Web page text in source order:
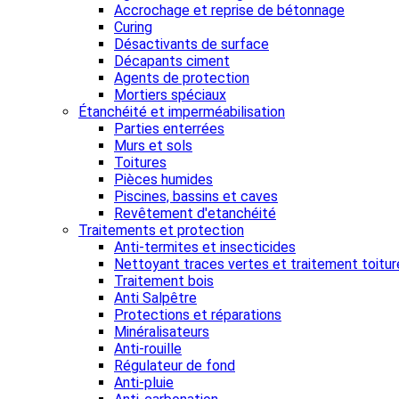
Accrochage et reprise de bétonnage
Curing
Désactivants de surface
Décapants ciment
Agents de protection
Mortiers spéciaux
Étanchéité et imperméabilisation
Parties enterrées
Murs et sols
Toitures
Pièces humides
Piscines, bassins et caves
Revêtement d'etanchéité
Traitements et protection
Anti-termites et insecticides
Nettoyant traces vertes et traitement
Traitement bois
Anti Salpêtre
Protections et réparations
Minéralisateurs
Anti-rouille
Régulateur de fond
Anti-pluie